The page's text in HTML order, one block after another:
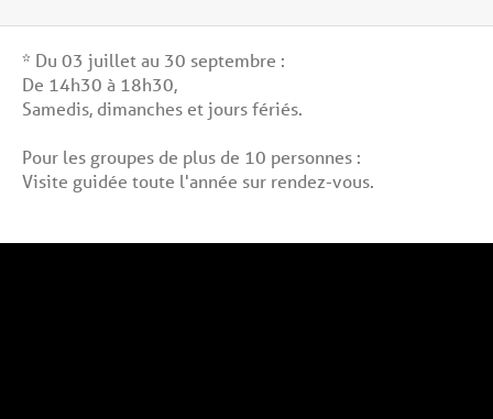
* Du 03 juillet au 30 septembre :
De 14h30 à 18h30,
Samedis, dimanches et jours fériés.
Pour les groupes de plus de 10 personnes :
Visite guidée toute l'année sur rendez-vous.